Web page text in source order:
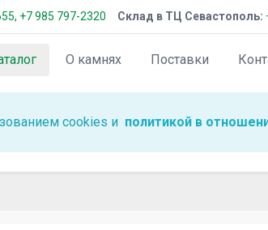
+7 985 797-2320 Склад в ТЦ Севастополь:
О камнях Поставки
cookies и политикой в